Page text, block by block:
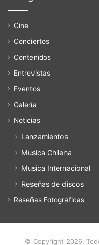
Cine
Conciertos
Contenidos
Entrevistas
Eventos
Galería
Noticias
Lanzamientos
Musica Chilena
Musica Internacional
Reseñas de discos
Reseñas Fotográficas
© Copyright 2026,